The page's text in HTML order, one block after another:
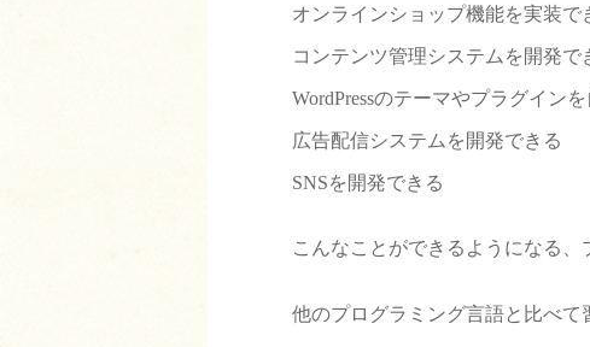
オンラインショップ機能を実装で
コンテンツ管理システムを開発で
WordPressのテーマやプラグイン
広告配信システムを開発できる
SNSを開発できる
こんなことができるようになる、
他のプログラミング言語と比べて